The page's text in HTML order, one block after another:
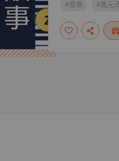
#音樂 #焦元